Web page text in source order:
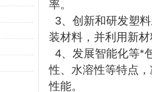
率。
3、创新和研发塑
装材料，并利用新
4、发展智能化等*
性、水溶性等特点
性能。